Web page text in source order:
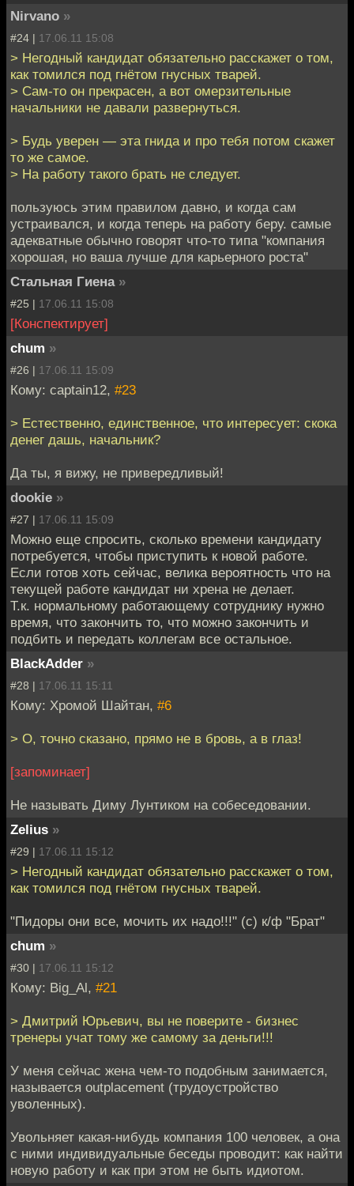
Nirvano »
#24 | 17.06.11 15:08
> Негодный кандидат обязательно расскажет о том,
как томился под гнётом гнусных тварей.
> Сам-то он прекрасен, а вот омерзительные
начальники не давали развернуться.
> Будь уверен — эта гнида и про тебя потом скажет
то же самое.
> На работу такого брать не следует.
пользуюсь этим правилом давно, и когда сам
устраивался, и когда теперь на работу беру. самые
адекватные обычно говорят что-то типа "компания
хорошая, но ваша лучше для карьерного роста"
Стальная Гиена »
#25 | 17.06.11 15:08
[Конспектирует]
chum »
#26 | 17.06.11 15:09
Кому: captain12, #23
> Естественно, единственное, что интересует: скока
денег дашь, начальник?
Да ты, я вижу, не привередливый!
dookie »
#27 | 17.06.11 15:09
Можно еще спросить, сколько времени кандидату
потребуется, чтобы приступить к новой работе.
Если готов хоть сейчас, велика вероятность что на
текущей работе кандидат ни хрена не делает.
Т.к. нормальному работающему сотруднику нужно
время, что закончить то, что можно закончить и
подбить и передать коллегам все остальное.
BlackAdder »
#28 | 17.06.11 15:11
Кому: Хромой Шайтан, #6
> О, точно сказано, прямо не в бровь, а в глаз!
[запоминает]
Не называть Диму Лунтиком на собеседовании.
Zelius »
#29 | 17.06.11 15:12
> Негодный кандидат обязательно расскажет о том,
как томился под гнётом гнусных тварей.
"Пидоры они все, мочить их надо!!!" (с) к/ф "Брат"
chum »
#30 | 17.06.11 15:12
Кому: Big_Al, #21
> Дмитрий Юрьевич, вы не поверите - бизнес
тренеры учат тому же самому за деньги!!!
У меня сейчас жена чем-то подобным занимается,
называется outplacement (трудоустройство
уволенных).
Увольняет какая-нибудь компания 100 человек, а она
с ними индивидуальные беседы проводит: как найти
новую работу и как при этом не быть идиотом.